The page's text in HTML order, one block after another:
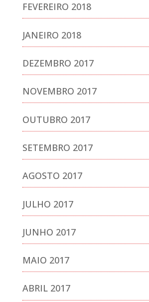
FEVEREIRO 2018
JANEIRO 2018
DEZEMBRO 2017
NOVEMBRO 2017
OUTUBRO 2017
SETEMBRO 2017
AGOSTO 2017
JULHO 2017
JUNHO 2017
MAIO 2017
ABRIL 2017